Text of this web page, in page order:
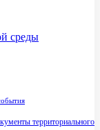
среды
территориального